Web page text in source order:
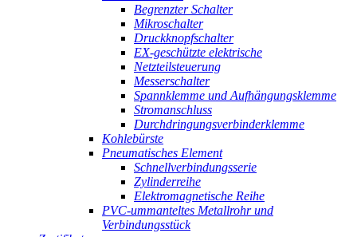
Begrenzter Schalter
Mikroschalter
Druckknopfschalter
EX-geschützte elektrische
Netzteilsteuerung
Messerschalter
Spannklemme und Aufhängungsklemme
Stromanschluss
Durchdringungsverbinderklemme
Kohlebürste
Pneumatisches Element
Schnellverbindungsserie
Zylinderreihe
Elektromagnetische Reihe
PVC-ummanteltes Metallrohr und
Verbindungsstück